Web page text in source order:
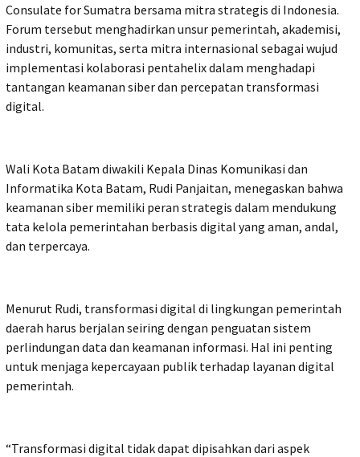
Consulate for Sumatra bersama mitra strategis di Indonesia.
Forum tersebut menghadirkan unsur pemerintah, akademisi,
industri, komunitas, serta mitra internasional sebagai wujud
implementasi kolaborasi pentahelix dalam menghadapi
tantangan keamanan siber dan percepatan transformasi
digital.
Wali Kota Batam diwakili Kepala Dinas Komunikasi dan
Informatika Kota Batam, Rudi Panjaitan, menegaskan bahwa
keamanan siber memiliki peran strategis dalam mendukung
tata kelola pemerintahan berbasis digital yang aman, andal,
dan terpercaya.
Menurut Rudi, transformasi digital di lingkungan pemerintah
daerah harus berjalan seiring dengan penguatan sistem
perlindungan data dan keamanan informasi. Hal ini penting
untuk menjaga kepercayaan publik terhadap layanan digital
pemerintah.
“Transformasi digital tidak dapat dipisahkan dari aspek